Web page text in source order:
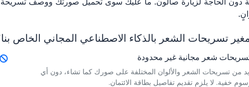
مغير تسريحات الشعر بالذكاء الاصطناعي المجاني الخاص
شعر مجانية غير محدودة
من تسريحات الشعر والألوان المختلفة على صورك كما تشاء، دون أي
خفية. لا يلزم تقديم تفاصيل بطاقة الائتمان.